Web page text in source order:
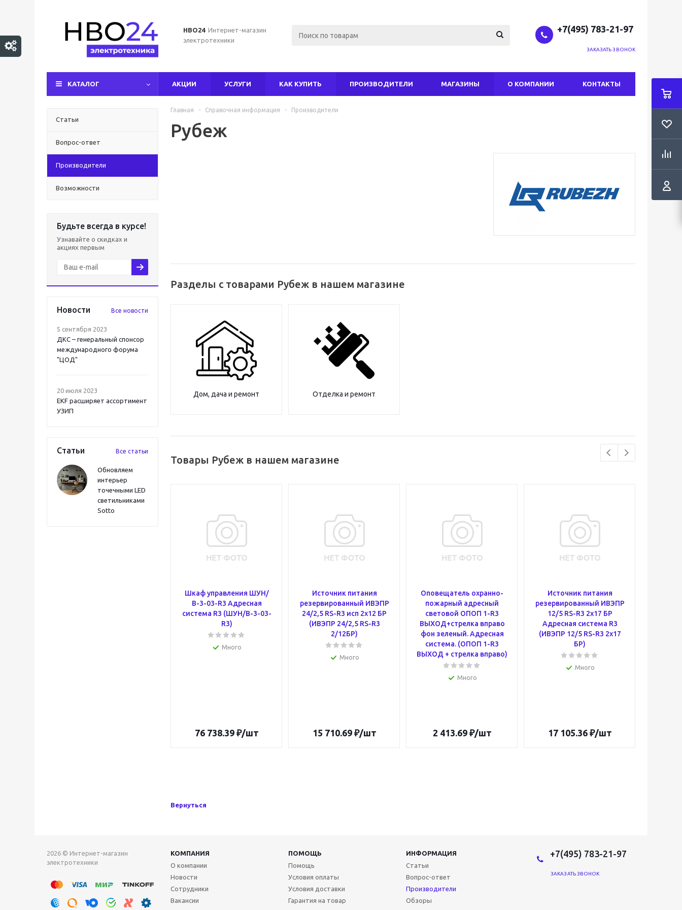
НВО24 Интернет-магазин
электротехники
+7(495) 783-21-97
ЗАКАЗАТЬ ЗВОНОК
КАТАЛОГ АКЦИИ УСЛУГИ КАК КУПИТЬ ПРОИЗВОДИТЕЛИ МАГАЗИНЫ О КОМПАНИИ КОНТАКТЫ
Статьи
Вопрос-ответ
Производители
Возможности
Будьте всегда в курсе!
Узнавайте о скидках и
акциях первым
Новости Все новости
5 сентября 2023
ДКС – генеральный спонсор
международного форума
"ЦОД"
20 июля 2023
EKF расширяет ассортимент
УЗИП
Статьи Все статьи
Обновляем
интерьер
точечными LED
светильниками
Sotto
Главная - Справочная информация - Производители
Рубеж
Разделы с товарами Рубеж в нашем магазине
Дом, дача и ремонт Отделка и ремонт
Товары Рубеж в нашем магазине
Шкаф управления ШУН/
В-3-03-R3 Адресная
система R3 (ШУН/В-3-03-
R3)
Много
76 738.39₽/шт
Источник питания
резервированный ИВЭПР
24/2,5 RS-R3 исп 2х12 БР
(ИВЭПР 24/2,5 RS-R3
2/12БР)
Много
15 710.69₽/шт
Оповещатель охранно-
пожарный адресный
световой ОПОП 1-R3
ВЫХОД+стрелка вправо
фон зеленый. Адресная
система. (ОПОП 1-R3
ВЫХОД + стрелка вправо)
Много
2 413.69₽/шт
Источник питания
резервированный ИВЭПР
12/5 RS-R3 2х17 БР
Адресная система R3
(ИВЭПР 12/5 RS-R3 2х17
БР)
Много
17 105.36₽/шт
Вернуться
2026 © Интернет-магазин
электротехники
КОМПАНИЯ ПОМОЩЬ
ИНФОРМАЦИЯ
О компании
Новости
Сотрудники
Вакансии
Помощь
Условия оплаты
Условия доставки
Гарантия на товар
Статьи
Вопрос-ответ
Производители
Обзоры
+7(495) 783-21-97
ЗАКАЗАТЬ ЗВОНОК